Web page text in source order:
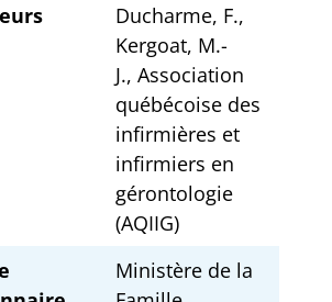
Ducharme, F.,
Kergoat, M.-
J., Association
québécoise des
infirmières et
infirmiers en
gérontologie
(AQIIG)
Ministère de la